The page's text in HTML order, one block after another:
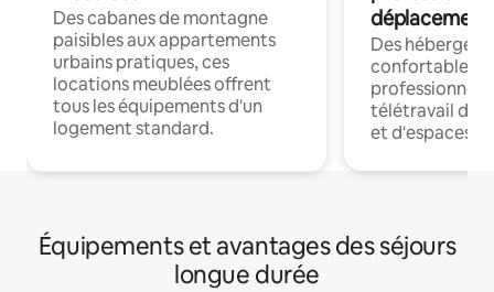
Des cabanes de montagne
paisibles aux appartements
urbains pratiques, ces
locations meublées offrent
tous les équipements d'un
logement standard.
déplacement
Des
confortables
professionnels
télétravail
et d'espaces
Équipements et avantages des séjours
longue durée